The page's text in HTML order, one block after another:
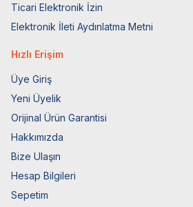
Ticari Elektronik İzin
Elektronik İleti Aydınlatma Metni
Hızlı Erişim
Üye Giriş
Yeni Üyelik
Orijinal Ürün Garantisi
Hakkımızda
Bize Ulaşın
Hesap Bilgileri
Sepetim